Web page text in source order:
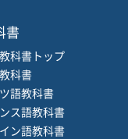
月
報
書
科書トップ
科書
語教科書
ス語教科書
ン語教科書